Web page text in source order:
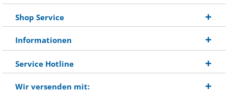
Shop Service
Informationen
Service Hotline
Wir versenden mit: